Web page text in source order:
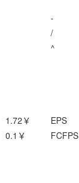
-
/
^
1.72 ￥ EPS
0.1 ￥ FCFPS